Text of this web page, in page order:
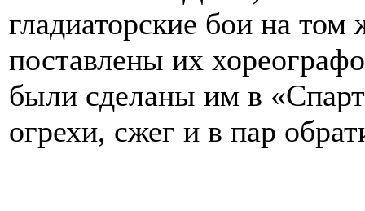
гладиаторские бои на
поставлены их
были сделаны им в
огрехи, сжег и в пар